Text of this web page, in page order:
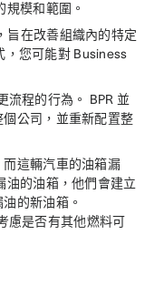
規模和範圍。
旨在改善組織內的特定
，您可能對 Business
流程的行為。 BPR 並
公司，並重新配置整
這輛汽車的油箱漏
油的油箱，他們會建立
的新油箱。
慮是否有其他燃料可